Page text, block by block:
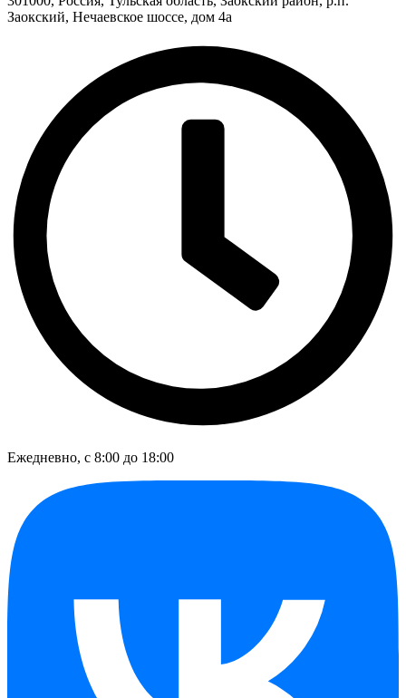
Заокский, Нечаевское шоссе, дом 4а
Ежедневно, с 8:00 до 18:00